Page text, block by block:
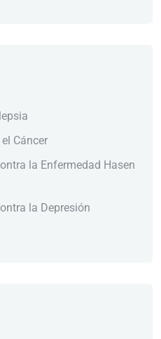
Cáncer
la Enfermedad Hasen
la Depresión